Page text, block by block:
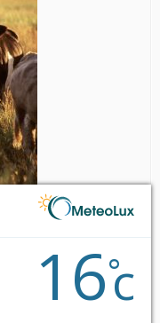
16°c